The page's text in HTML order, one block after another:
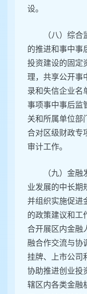
设。
（八）综
的推进和事中事
投资建设的固定
理，共享公开事
录和失信企业名
事项事中事后监
关和所属单位部
合对区级财政专
审计工作。
（九）金
业发展的中长期
并组织实施促进
的政策建议和工
合开展区内金融
融合作交流与协
挂牌、上市公司
协助推进创业投
辖区内各类金融